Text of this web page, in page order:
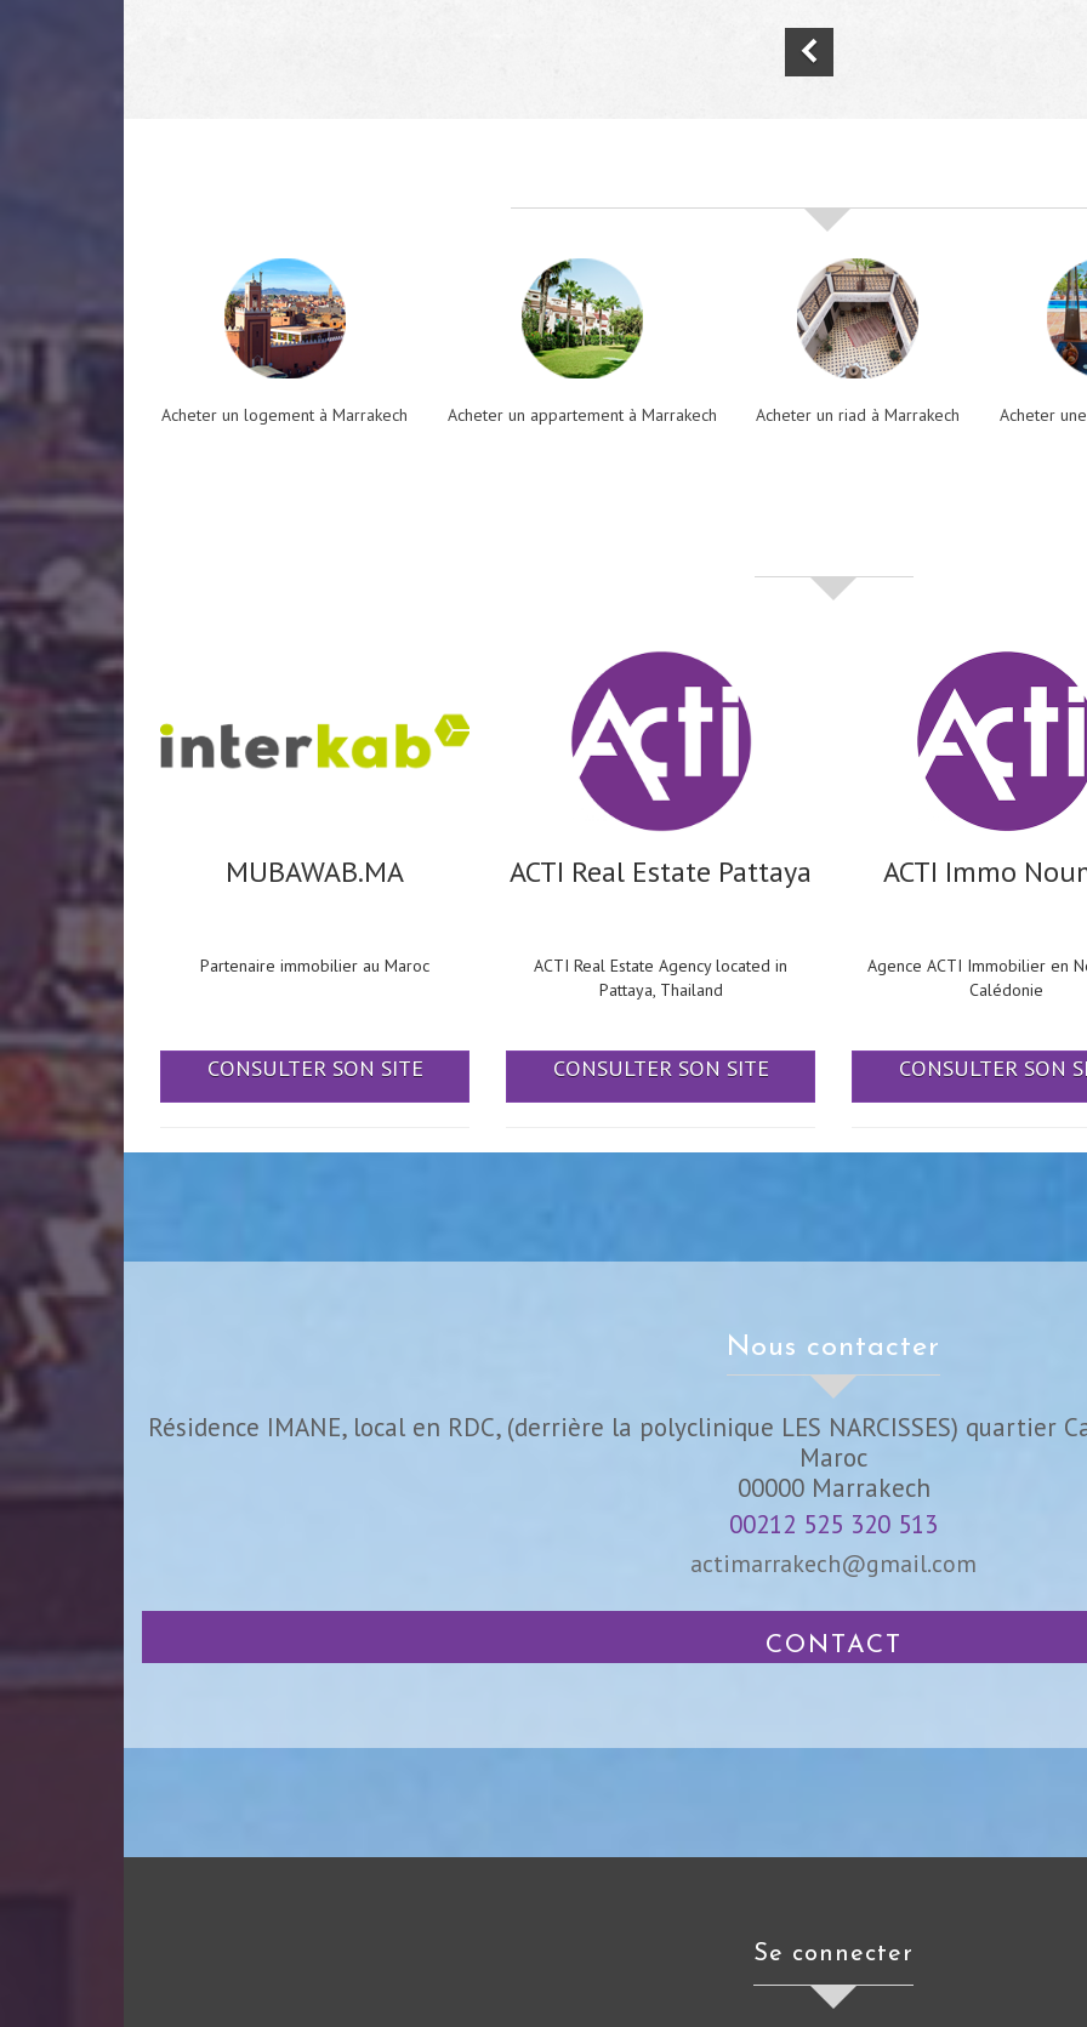
Acheter un logement à Marrakech Acheter un appartement à Marrakech Acheter un riad à Marrakech Acheter
MUBAWAB.MA
Partenaire immobilier au Maroc
CONSULTER SON SITE
ACTI Real Estate Pattaya
ACTI Real Estate Agency located in
Pattaya, Thailand
CONSULTER SON SITE
ACTI Immo
Agence ACTI Immobilier en
Calédonie
CONSULTER SON
nous contacter
Résidence IMANE, local en RDC, (derrière la polyclinique LES NARCISSES) quartier
Maroc
00000 Marrakech
00212 525 320 513
actimarrakech@gmail.com
CONTACT
se connecter